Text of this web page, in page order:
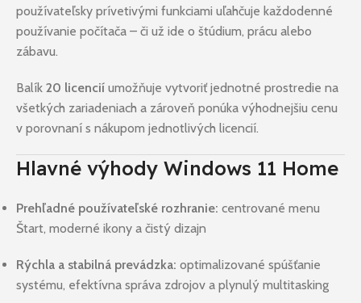
používateľsky prívetivými funkciami uľahčuje každodenné
používanie počítača – či už ide o štúdium, prácu alebo
zábavu.
Balík 20 licencií umožňuje vytvoriť jednotné prostredie na
všetkých zariadeniach a zároveň ponúka výhodnejšiu cenu
v porovnaní s nákupom jednotlivých licencií.
Hlavné výhody Windows 11 Home
Prehľadné používateľské rozhranie: centrované menu
Štart, moderné ikony a čistý dizajn
Rýchla a stabilná prevádzka: optimalizované spúšťanie
systému, efektívna správa zdrojov a plynulý multitasking